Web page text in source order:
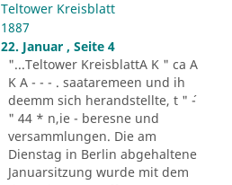
Teltower Kreisblatt
1887
22. Januar , Seite 4
"...Teltower KreisblattA K " ca A
K A - - - . saataremeen und ih
deemm sich herandstellte, t " ´-
" 44 * n,ie - beresne und
versammlungen. Die am
Dienstag in Berlin abgehaltene
Januarsitzung wurde mit dem